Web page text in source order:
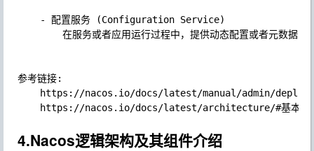
    - 配置服务 (Configuration Service)
在服务或者应用运行过程中，提供动态配置或者元数据以
参考链接:
4.Nacos逻辑架构及其组件介绍